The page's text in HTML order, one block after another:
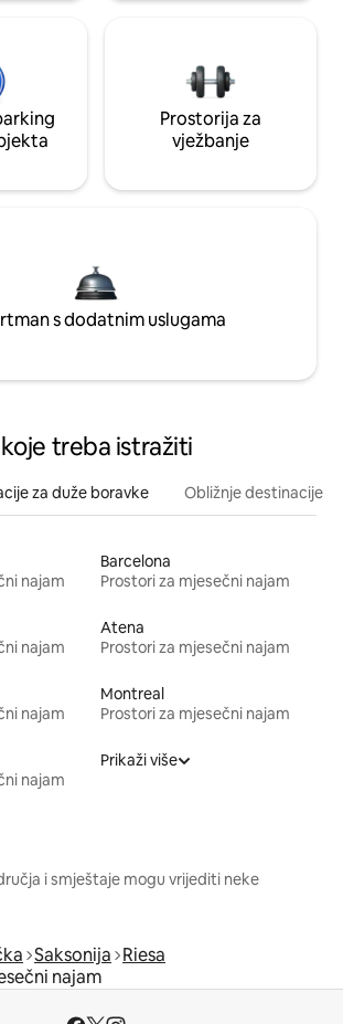
Prostorija za
vježbanje
s dodatnim uslugama
treba istražiti
za duže boravke Obližnje destinacije
najam
Barcelona
Prostori za mjesečni najam
najam
Atena
Prostori za mjesečni najam
najam
Montreal
Prostori za mjesečni najam
najam
Prikaži više
i smještaje mogu vrijediti neke
Saksonija Riesa
najam